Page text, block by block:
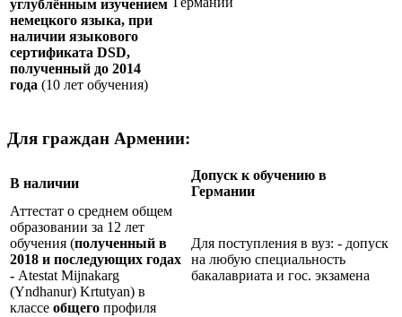
углублённым изучением
немецкого языка, при
наличии языкового
сертификата DSD,
полученный до 2014
года (10 лет обучения)
Для граждан Армении:
В наличии
Допуск к обучению в
Германии
Аттестат о среднем общем
образовании за 12 лет
обучения (полученный в
2018 и последующих годах
- Atestat Mijnakarg
(Yndhanur) Krtutyan) в
классе общего профиля
Для поступления в вуз: - допуск
на любую специальность
бакалавриата и гос. экзамена